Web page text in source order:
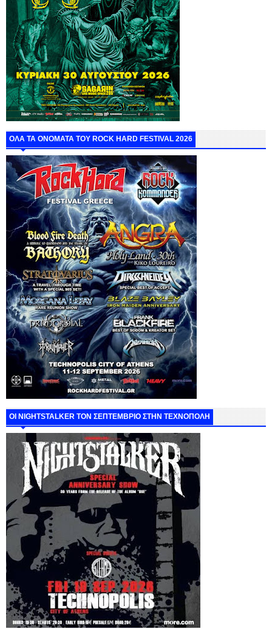
ΟΛΑ ΤΑ ΟΝΟΜΑΤΑ ΤΟΥ ROCK HARD FESTIVAL 2026
ΟΙ NIGHTSTALKER ΤΟΝ ΣΕΠΤΕΜΒΡΙΟ ΣΤΗΝ ΤΕΧΝΟΠΟΛΗ